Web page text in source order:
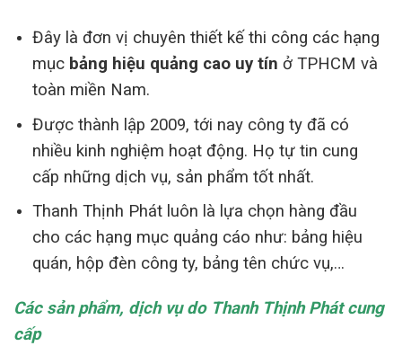
Đây là đơn vị chuyên thiết kế thi công các hạng
mục bảng hiệu quảng cao uy tín ở TPHCM và
toàn miền Nam.
Được thành lập 2009, tới nay công ty đã có
nhiều kinh nghiệm hoạt động. Họ tự tin cung
cấp những dịch vụ, sản phẩm tốt nhất.
Thanh Thịnh Phát luôn là lựa chọn hàng đầu
cho các hạng mục quảng cáo như: bảng hiệu
quán, hộp đèn công ty, bảng tên chức vụ,…
Các sản phẩm, dịch vụ do Thanh Thịnh Phát cung
cấp